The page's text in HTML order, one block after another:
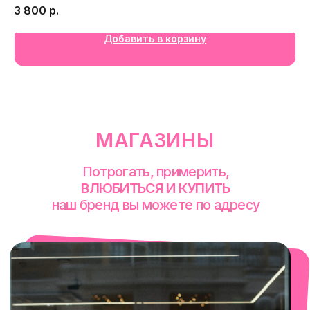
3 800 р.
Добавить в корзину
смотреть в Яндекс. Картах